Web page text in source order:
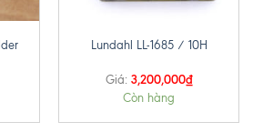
Lundahl LL-1685 / 10H
Giá: 3,200,000₫
Còn hàng